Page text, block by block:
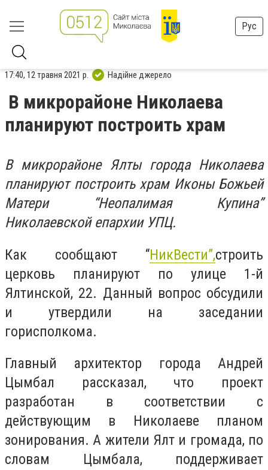
Рус
17:40, 12 травня 2021 р. Надійне джерело
В микрорайоне Николаева
планируют построить храм
В микрорайоне Ялты города Николаева
планируют построить храм Иконы Божьей
Матери “Неопалимая Купина”
Николаевской епархии УПЦ.
Как сообщают “НикВести”,строить
церковь планируют по улице 1-й
Ялтинской, 22. Данный вопрос обсудили
и утвердили на заседании
горисполкома.
Главный архитектор города Андрей
Цымбал рассказал, что проект
разработан в соответствии с
действующим в Николаеве планом
зонирования. А жители Ялт и громада, по
словам Цымбала, поддерживает